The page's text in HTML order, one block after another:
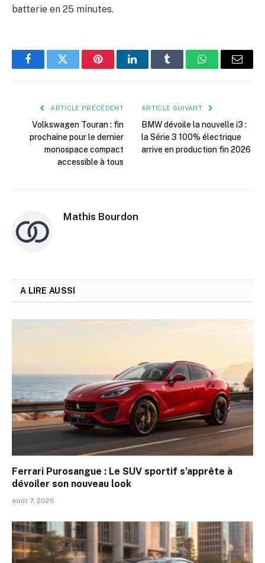
batterie en 25 minutes.
FacebookTwitter PinterestLinkedInTumblr WhatsApp
E-
ARTICLE PRÉCÉDENT
Volkswagen Touran : fin
prochaine pour le dernier
monospace compact
accessible à tous
ARTICLE SUIVANT
BMW dévoile la nouvelle i3 :
la Série 3 100% électrique
arrive en production fin 2026
Mathis Bourdon
A LIRE AUSSI
Ferrari Purosangue : Le SUV sportif s’apprête à
dévoiler son nouveau look
août 7, 2026